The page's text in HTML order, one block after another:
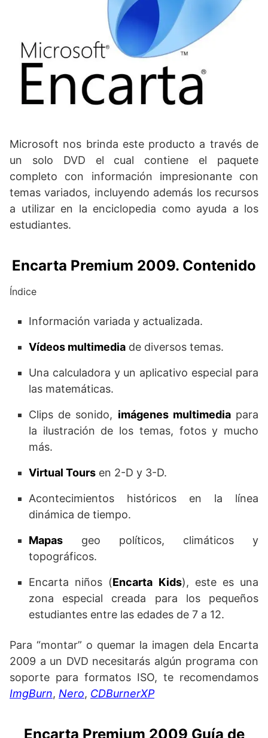
Microsoft nos brinda este producto a través de
un solo DVD el cual contiene el paquete
completo con información impresionante con
temas variados, incluyendo además los recursos
a utilizar en la enciclopedia como ayuda a los
estudiantes.
Encarta Premium 2009. Contenido
Índice
Información variada y actualizada.
Vídeos multimedia de diversos temas.
Una calculadora y un aplicativo especial para
las matemáticas.
Clips de sonido, imágenes multimediapara
la ilustración de los temas, fotos y mucho
más.
Virtual Tours en 2-D y 3-D.
Acontecimientos históricos en la línea
dinámica de tiempo.
Mapas geo políticos, climáticos y
topográficos.
Encarta niños (Encarta Kids), este es una
zona especial creada para los pequeños
estudiantes entre las edades de 7 a 12.
Para “montar” o quemar la imagen dela Encarta
2009 a un DVD necesitarás algún programa con
soporte para formatos ISO, te recomendamos
ImgBurn, Nero, CDBurnerXP
Encarta Premium 2009 Guía de